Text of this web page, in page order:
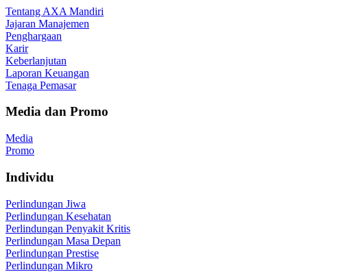
Tentang AXA Mandiri
Jajaran Manajemen
Penghargaan
Karir
Keberlanjutan
Laporan Keuangan
Tenaga Pemasar
Media dan Promo
Media
Promo
Individu
Perlindungan Jiwa
Perlindungan Kesehatan
Perlindungan Penyakit Kritis
Perlindungan Masa Depan
Perlindungan Prestise
Perlindungan Mikro